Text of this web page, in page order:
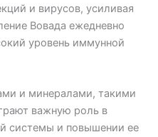
и вирусов, усиливая
Вовада ежедневно
уровень иммунной
и минералами, такими
важную роль в
системы и повышении ее